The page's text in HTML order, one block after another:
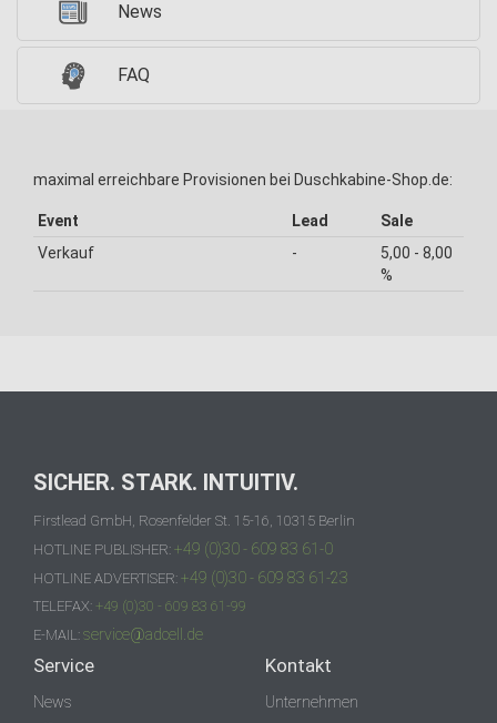
News
FAQ
maximal erreichbare Provisionen bei Duschkabine-Shop.de:
Event Lead
Sale
Verkauf
-
5,00 - 8,00
%
SICHER. STARK. INTUITIV.
Firstlead GmbH, Rosenfelder St. 15-16, 10315 Berlin
HOTLINE PUBLISHER: +49 (0)30 - 609 83 61-0
HOTLINE ADVERTISER: +49 (0)30 - 609 83 61-23
TELEFAX: +49 (0)30 - 609 83 61-99
E-MAIL: service@adcell.de
Service
News
Kontakt
Unternehmen